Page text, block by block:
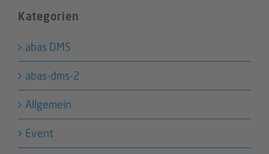
Kategorien
abas DMS
abas-dms-2
Allgemein
Event